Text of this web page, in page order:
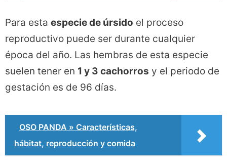
Para esta especie de úrsido el proceso
reproductivo puede ser durante cualquier
época del año. Las hembras de esta especie
suelen tener en 1 y 3 cachorros y el periodo de
gestación es de 96 días.
OSO PANDA » Características,
hábitat, reproducción y comida